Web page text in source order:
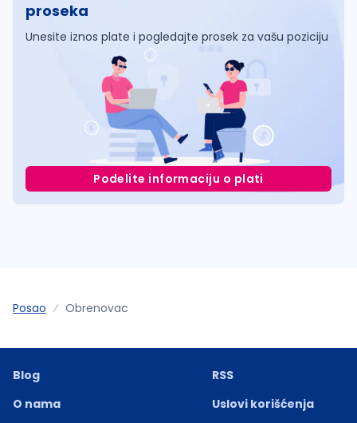
proseka
Unesite iznos plate i pogledajte prosek za vašu poziciju
Podelite informaciju o plati
Posao Obrenovac
Blog
O nama
RSS
Uslovi korišćenja